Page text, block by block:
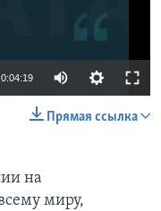
0:04:19
Прямая ссылка
на
миру,